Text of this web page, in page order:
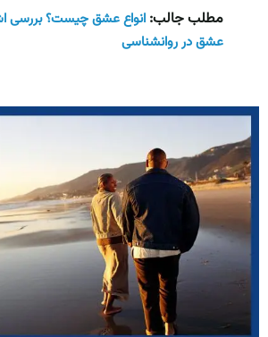
مطلب جالب: انواع عشق چیست؟ بررسی
عشق در روانشناسی